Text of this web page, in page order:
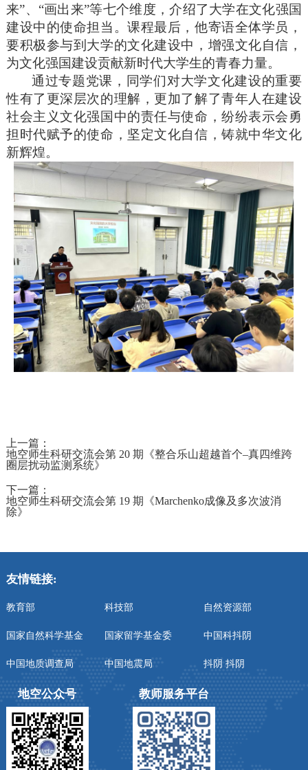
来”、“画出来”等七个维度，介绍了大学在文化强国
建设中的使命担当。课程最后，他寄语全体学员，
要积极参与到大学的文化建设中，增强文化自信，
为文化强国建设贡献新时代大学生的青春力量。
通过专题党课，同学们对大学文化建设的重要
性有了更深层次的理解，更加了解了青年人在建设
社会主义文化强国中的责任与使命，纷纷表示会勇
担时代赋予的使命，坚定文化自信，铸就中华文化
新辉煌。
上一篇：
地空师生科研交流会第 20 期《整合乐山超越首个–真四维跨
圈层扰动监测系统》
下一篇：
地空师生科研交流会第 19 期《Marchenko成像及多次波消
除》
友情链接:
教育部 科技部 自然资源部
国家自然科学基金 国家留学基金委 中国科抖阴
中国地质调查局 中国地震局 抖阴 抖阴
地空公众号 教师服务平台